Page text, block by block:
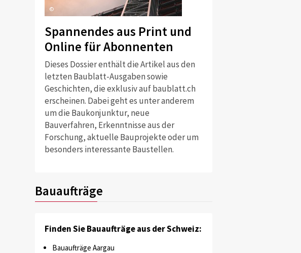
©
Spannendes aus Print und
Online für Abonnenten
Dieses Dossier enthält die Artikel aus den
letzten Baublatt-Ausgaben sowie
Geschichten, die exklusiv auf baublatt.ch
erscheinen. Dabei geht es unter anderem
um die Baukonjunktur, neue
Bauverfahren, Erkenntnisse aus der
Forschung, aktuelle Bauprojekte oder um
besonders interessante Baustellen.
Bauaufträge
Finden Sie Bauaufträge aus der Schweiz:
Bauaufträge Aargau